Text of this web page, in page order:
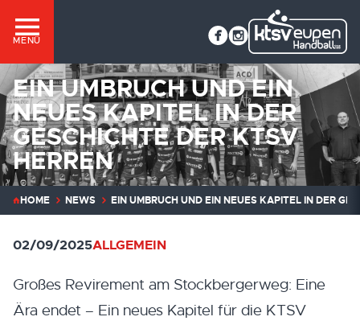
MENÜ
EIN UMBRUCH UND EIN
NEUES KAPITEL IN DER
GESCHICHTE DER KTSV
HERREN
HOME NEWS EIN UMBRUCH UND EIN NEUES KAPITEL IN DER
02/09/2025ALLGEMEIN
Großes Revirement am Stockbergerweg: Eine
Ära endet – Ein neues Kapitel für die KTSV